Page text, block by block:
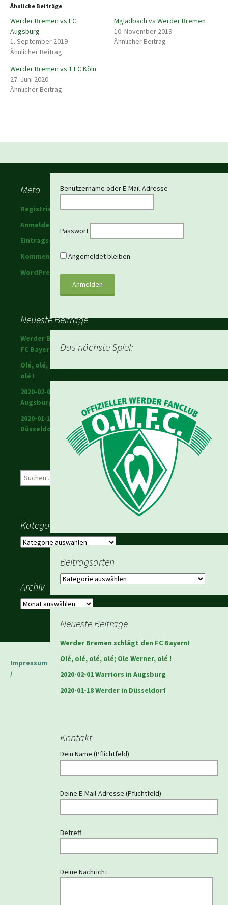
Ähnliche Beiträge
Werder Bremen vs FC
Augsburg
1. September 2019
Ähnlicher Beitrag
Mgladbach vs Werder Bremen
10. November 2019
Ähnlicher Beitrag
Werder Bremen vs 1.FC Köln
27. Juni 2020
Ähnlicher Beitrag
Beitragsnavigation
Benutzername oder E-Mail-Adresse
Passwort
Angemeldet bleiben
Das nächste Spiel:
Beitragsarten
Beitragsarten
Neueste Beiträge
Werder Bremen schlägt den FC Bayern!
Olé, olé, olé, olé; Ole Werner, olé !
2020-02-01 Warriors in Augsburg
2020-01-18 Werder in Düsseldorf
Kontakt
Dein Name (Pflichtfeld)
Deine E-Mail-Adresse (Pflichtfeld)
Betreff
Deine Nachricht
Meta
Registrieren
Anmelden
Eintrags-Feed
Kommentar-Feed
WordPress.org
Neueste Beiträge
Werder Bremen schlägt den
FC Bayern!
Olé, olé, olé, olé; Ole Werner,
olé !
2020-02-01 Warriors in
Augsburg
2020-01-18 Werder in
Düsseldorf
Suchen
nach:
Kategorien
Kategorien
Archiv
Archiv
Impressum
/